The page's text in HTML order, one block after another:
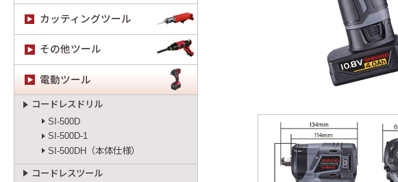
カッティングツール
その他ツール
電動ツール
コードレスドリル
SI-500D
SI-500D-1
SI-500DH（本体仕様）
コードレスツール